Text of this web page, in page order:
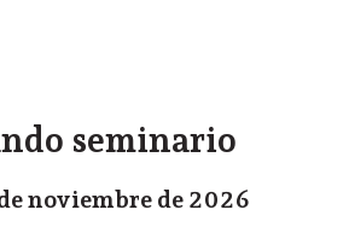
seminario
noviembre de 2026